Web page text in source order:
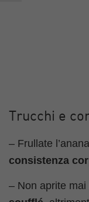
Trucchi e
– Frullate
consistenza
– Non aprite